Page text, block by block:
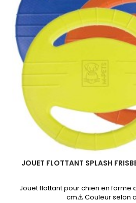
JOUET FLOTTANT SPLASH
Jouet flottant pour chien en forme
cm⚠️ Couleur selon